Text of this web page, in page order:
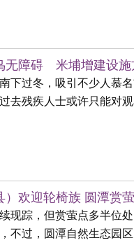
无障碍 米埔增建设施
下过冬，吸引不少人慕
去残疾人士或许只能对
）欢迎轮椅族 圆潭赏
现踪，但赏萤点多半位
不过，圆潭自然生态园